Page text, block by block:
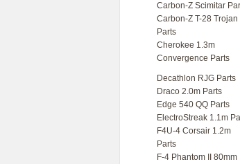
Carbon-Z Scimitar
Carbon-Z T-28 Trojan
Parts
Cherokee 1.3m
Convergence Parts
Decathlon RJG Parts
Draco 2.0m Parts
Edge 540 QQ Parts
ElectroStreak 1.1m
F4U-4 Corsair 1.2m
Parts
F-4 Phantom II 80mm